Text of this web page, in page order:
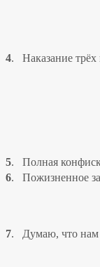
4. Наказание
5.
Полная
6. Пожизненное
7. Думаю, что нам